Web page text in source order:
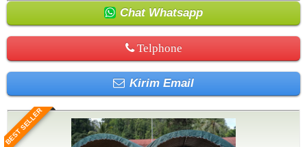
Chat Whatsapp
Telphone
Kirim Email
BEST SELLER